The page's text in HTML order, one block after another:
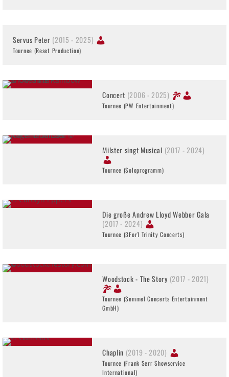
Servus Peter (2015 - 2025)
Tournee (Reset Production)
Concert (2006 - 2025)
Tournee (PW Entertainment)
Milster singt Musical (2017 - 2024)
Tournee (Soloprogramm)
Die große Andrew Lloyd Webber Gala
(2017 - 2024)
Tournee (3For1 Trinity Concerts)
Woodstock - The Story (2017 - 2021)
Tournee (Semmel Concerts Entertainment
GmbH)
Chaplin (2019 - 2020)
Tournee (Frank Serr Showservice
International)